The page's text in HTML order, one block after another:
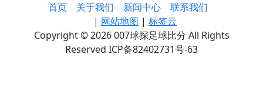
首页 关于我们 新闻中心
联系我们
| 网站地图 | 标签云
Copyright © 2026 007球探足球比分 All Rights
Reserved ICP备82402731号-63